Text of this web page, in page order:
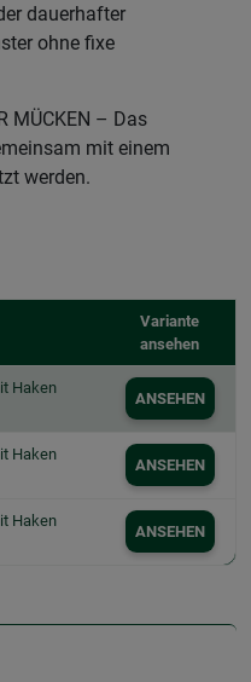
dauerhafter
ohne fixe
MÜCKEN – Das
mit einem
werden.
Variante
ansehen
Haken
ANSEHEN
Haken
ANSEHEN
Haken
ANSEHEN